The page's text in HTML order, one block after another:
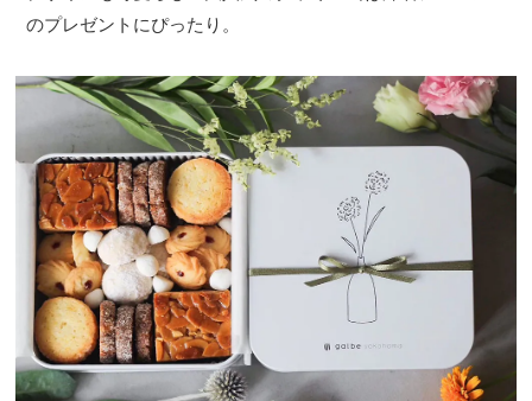
のプレゼントにぴったり。